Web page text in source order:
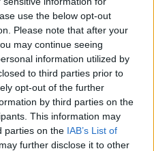
use the below opt-out
Please note that after your
may continue seeing
information utilized by
to third parties prior to
opt-out of the further
by third parties on the
This information may
parties on the IAB’s List of
further disclose it to other
breve, medio e lungo
massimizzare il
razionalizzando i
e operando in piena
una visione volta a
le risorse necessarie
di crescita, in